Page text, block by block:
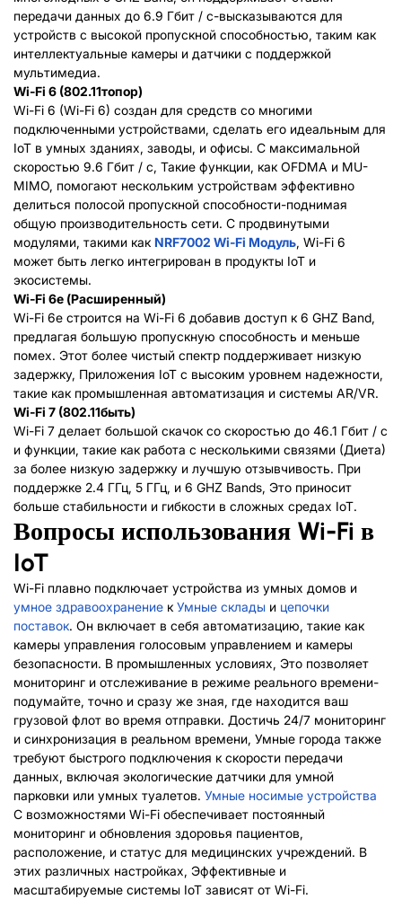
передачи данных до 6.9 Гбит / с-высказываются для
устройств с высокой пропускной способностью, таким как
интеллектуальные камеры и датчики с поддержкой
мультимедиа.
Wi-Fi 6 (802.11топор)
Wi-Fi 6 (Wi-Fi 6) создан для средств со многими
подключенными устройствами, сделать его идеальным для
IoT в умных зданиях, заводы, и офисы. С максимальной
скоростью 9.6 Гбит / с, Такие функции, как OFDMA и MU-
MIMO, помогают нескольким устройствам эффективно
делиться полосой пропускной способности-поднимая
общую производительность сети. С продвинутыми
модулями, такими как NRF7002 Wi-Fi Модуль, Wi-Fi 6
может быть легко интегрирован в продукты IoT и
экосистемы.
Wi-Fi 6e (Расширенный)
Wi-Fi 6e строится на Wi-Fi 6 добавив доступ к 6 GHZ Band,
предлагая большую пропускную способность и меньше
помех. Этот более чистый спектр поддерживает низкую
задержку, Приложения IoT с высоким уровнем надежности,
такие как промышленная автоматизация и системы AR/VR.
Wi-Fi 7 (802.11быть)
Wi-Fi 7 делает большой скачок со скоростью до 46.1 Гбит / с
и функции, такие как работа с несколькими связями (Диета)
за более низкую задержку и лучшую отзывчивость. При
поддержке 2.4 ГГц, 5 ГГц, и 6 GHZ Bands, Это приносит
больше стабильности и гибкости в сложных средах IoT.
Вопросы использования Wi-Fi в
IoT
Wi-Fi плавно подключает устройства из умных домов и
умное здравоохранение к Умные склады и цепочки
поставок. Он включает в себя автоматизацию, такие как
камеры управления голосовым управлением и камеры
безопасности. В промышленных условиях, Это позволяет
мониторинг и отслеживание в режиме реального времени-
подумайте, точно и сразу же зная, где находится ваш
грузовой флот во время отправки. Достичь 24/7 мониторинг
и синхронизация в реальном времени, Умные города также
требуют быстрого подключения к скорости передачи
данных, включая экологические датчики для умной
парковки или умных туалетов. Умные носимые устройства
С возможностями Wi-Fi обеспечивает постоянный
мониторинг и обновления здоровья пациентов,
расположение, и статус для медицинских учреждений. В
этих различных настройках, Эффективные и
масштабируемые системы IoT зависят от Wi-Fi.